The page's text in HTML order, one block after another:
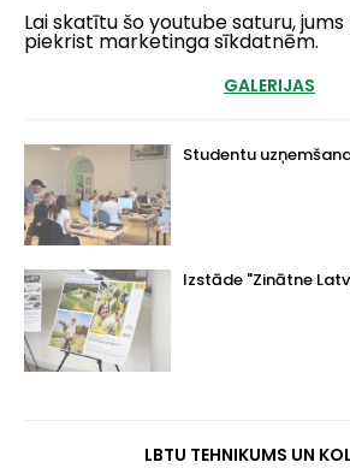
Lai skatītu šo youtube saturu,
piekrist marketinga sīkdatnēm.
GALERIJAS
Studentu
Izstāde "Zinātne
LBTU TEHNIKUMS UN